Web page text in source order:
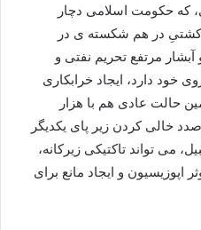
که حکومت اسلامی دچار
کشتیِ در هم شکسته ی در
مرتفع تحریم نفتی و
خود دارد، ایجاد خرابکاری
حالت عادی هم با هزار
خالی کردن زیر پای یکدیگر
می تواند تاکتیکی زیرکانه،
اپوزیسیون و ایجاد مانع برای